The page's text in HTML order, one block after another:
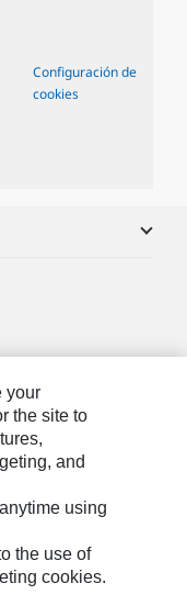
Configuración de
cookies
your
the site to
and
using
the use of
cookies.